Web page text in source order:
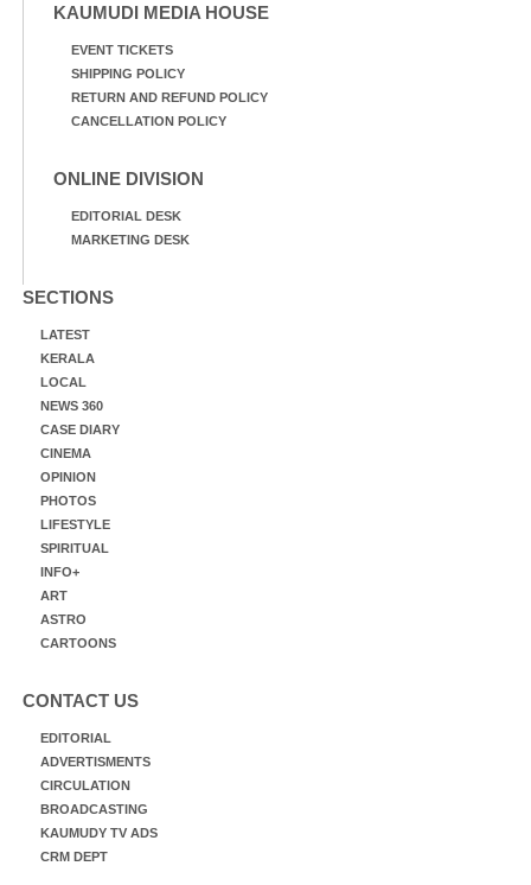
KAUMUDI MEDIA HOUSE
EVENT TICKETS
SHIPPING POLICY
RETURN AND REFUND POLICY
CANCELLATION POLICY
ONLINE DIVISION
EDITORIAL DESK
MARKETING DESK
SECTIONS
LATEST
KERALA
LOCAL
NEWS 360
CASE DIARY
CINEMA
OPINION
PHOTOS
LIFESTYLE
SPIRITUAL
INFO+
ART
ASTRO
CARTOONS
CONTACT US
EDITORIAL
ADVERTISMENTS
CIRCULATION
BROADCASTING
KAUMUDY TV ADS
CRM DEPT